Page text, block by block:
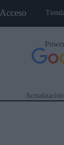
Acceso